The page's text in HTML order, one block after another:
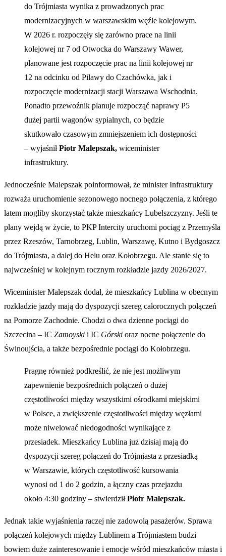
do Trójmiasta wynika z prowadzonych prac
modernizacyjnych w warszawskim węźle kolejowym.
W 2026 r. rozpoczęły się zarówno prace na linii
kolejowej nr 7 od Otwocka do Warszawy Wawer,
planowane jest rozpoczęcie prac na linii kolejowej nr
12 na odcinku od Pilawy do Czachówka, jak i
rozpoczęcie modernizacji stacji Warszawa Wschodnia.
Ponadto przewoźnik planuje rozpocząć naprawy P5
dużej partii wagonów sypialnych, co będzie
skutkowało czasowym zmniejszeniem ich dostępności
– wyjaśniłPiotr Malepszak, wiceminister
infrastruktury.
Jednocześnie Malepszak poinformował, że minister Infrastruktury
rozważa uruchomienie sezonowego nocnego połączenia, z którego
latem mogliby skorzystać także mieszkańcy Lubelszczyzny. Jeśli te
plany wejdą w życie, to PKP Intercity uruchomi pociąg z Przemyśla
przez Rzeszów, Tarnobrzeg, Lublin, Warszawę, Kutno i Bydgoszcz
do Trójmiasta, a dalej do Helu oraz Kołobrzegu. Ale stanie się to
najwcześniej w kolejnym rocznym rozkładzie jazdy 2026/2027.
Wiceminister Malepszak dodał, że mieszkańcy Lublina w obecnym
rozkładzie jazdy mają do dyspozycji szereg całorocznych połączeń
na Pomorze Zachodnie. Chodzi o dwa dzienne pociągi do
Szczecina – IC Zamoyski i IC Górski oraz nocne połączenie do
Świnoujścia, a także bezpośrednie pociągi do Kołobrzegu.
Pragnę również podkreślić, że nie jest możliwym
zapewnienie bezpośrednich połączeń o dużej
częstotliwości między wszystkimi ośrodkami miejskimi
w Polsce, a zwiększenie częstotliwości między węzłami
może niwelować niedogodności wynikające z
przesiadek. Mieszkańcy Lublina już dzisiaj mają do
dyspozycji szereg połączeń do Trójmiasta z przesiadką
w Warszawie, których częstotliwość kursowania
wynosi od 1 do 2 godzin, a łączny czas przejazdu
około 4:30 godziny – stwierdziłPiotr Malepszak.
Jednak takie wyjaśnienia raczej nie zadowolą pasażerów. Sprawa
połączeń kolejowych między Lublinem a Trójmiastem budzi
bowiem duże zainteresowanie i emocje wśród mieszkańców miasta i